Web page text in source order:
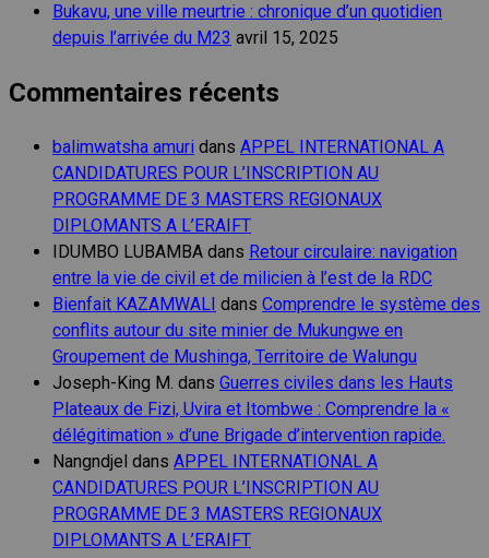
Bukavu, une ville meurtrie : chronique d’un quotidien
depuis l’arrivée du M23 avril 15, 2025
Commentaires récents
balimwatsha amuri dans APPEL INTERNATIONAL A
CANDIDATURES POUR L’INSCRIPTION AU
PROGRAMME DE 3 MASTERS REGIONAUX
DIPLOMANTS A L’ERAIFT
IDUMBO LUBAMBA dans Retour circulaire: navigation
entre la vie de civil et de milicien à l’est de la RDC
Bienfait KAZAMWALI dans Comprendre le système des
conflits autour du site minier de Mukungwe en
Groupement de Mushinga, Territoire de Walungu
Joseph-King M. dans Guerres civiles dans les Hauts
Plateaux de Fizi, Uvira et Itombwe : Comprendre la «
délégitimation » d’une Brigade d’intervention rapide.
Nangndjel dans APPEL INTERNATIONAL A
CANDIDATURES POUR L’INSCRIPTION AU
PROGRAMME DE 3 MASTERS REGIONAUX
DIPLOMANTS A L’ERAIFT